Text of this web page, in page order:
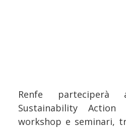
Renfe parteciperà
Sustainability
workshop e seminari,